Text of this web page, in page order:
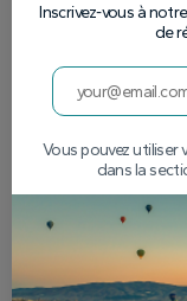
Inscrivez-vous à
de
Vous pouvez utiliser
dans la